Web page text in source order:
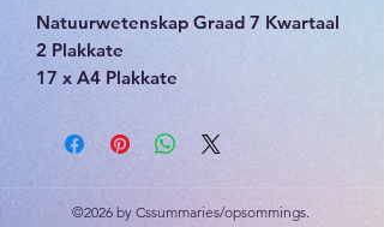
Natuurwetenskap Graad 7 Kwartaal
2 Plakkate
17 x A4 Plakkate
©2026 by Cssummaries/opsommings.